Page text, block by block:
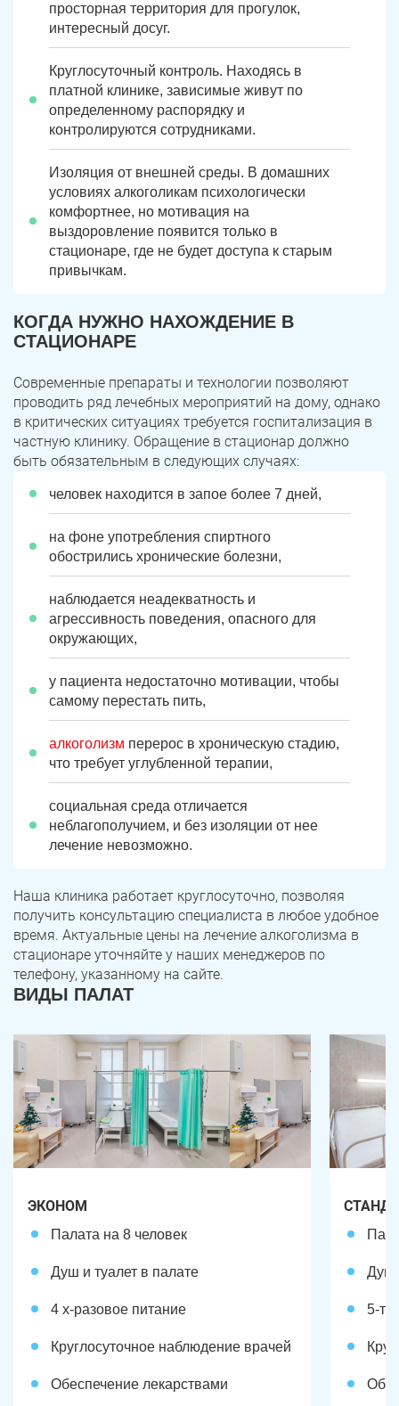
просторная территория для прогулок,
интересный досуг.
Круглосуточный контроль. Находясь в
платной клинике, зависимые живут по
определенному распорядку и
контролируются сотрудниками.
Изоляция от внешней среды. В домашних
условиях алкоголикам психологически
комфортнее, но мотивация на
выздоровление появится только в
стационаре, где не будет доступа к старым
привычкам.
КОГДА НУЖНО НАХОЖДЕНИЕ В
СТАЦИОНАРЕ
Современные препараты и технологии позволяют
проводить ряд лечебных мероприятий на дому, однако
в критических ситуациях требуется госпитализация в
частную клинику. Обращение в стационар должно
быть обязательным в следующих случаях:
человек находится в запое более 7 дней,
на фоне употребления спиртного
обострились хронические болезни,
наблюдается неадекватность и
агрессивность поведения, опасного для
окружающих,
у пациента недостаточно мотивации, чтобы
самому перестать пить,
алкоголизм перерос в хроническую стадию,
что требует углубленной терапии,
социальная среда отличается
неблагополучием, и без изоляции от нее
лечение невозможно.
Наша клиника работает круглосуточно, позволяя
получить консультацию специалиста в любое удобное
время. Актуальные цены на лечение алкоголизма в
стационаре уточняйте у наших менеджеров по
телефону, указанному на сайте.
ВИДЫ ПАЛАТ
ЭКОНОМ
Палата на 8 человек
Душ и туалет в палате
4 х-разовое питание
Круглосуточное наблюдение врачей
Обеспечение лекарствами
Душ
5-ти